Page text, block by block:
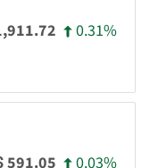
0.31%
591.05 0.03%